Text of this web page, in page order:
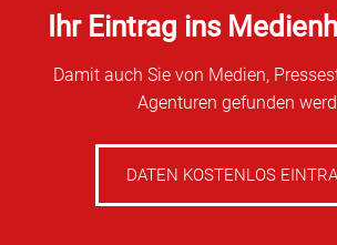
Ihr Eintrag ins
Damit auch Sie von Medien,
Agenturen gefunden
DATEN KOSTENLOS